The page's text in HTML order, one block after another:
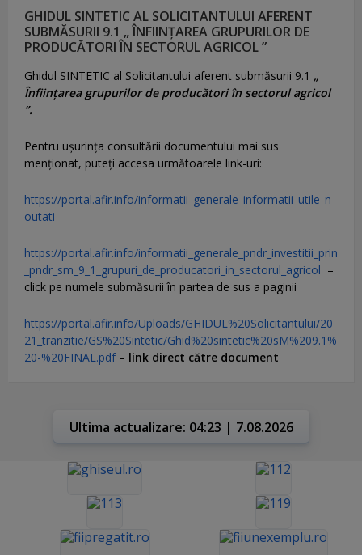
GHIDUL SINTETIC AL SOLICITANTULUI AFERENT
SUBMĂSURII 9.1 „ ÎNFIINȚAREA GRUPURILOR DE
PRODUCĂTORI ÎN SECTORUL AGRICOL ”
Ghidul SINTETIC al Solicitantului aferent submăsurii 9.1 „
Înființarea grupurilor de producători în sectorul agricol
”.
Pentru uşurinţa consultării documentului mai sus
menţionat, puteţi accesa următoarele link-uri:
https://portal.afir.info/informatii_generale_informatii_utile_n
outati
https://portal.afir.info/informatii_generale_pndr_investitii_prin
_pndr_sm_9_1_grupuri_de_producatori_in_sectorul_agricol –
click pe numele submăsurii în partea de sus a paginii
https://portal.afir.info/Uploads/GHIDUL%20Solicitantului/20
21_tranzitie/GS%20Sintetic/Ghid%20sintetic%20sM%209.1%
20-%20FINAL.pdf– link direct către document
Ultima actualizare: 04:23 | 7.08.2026